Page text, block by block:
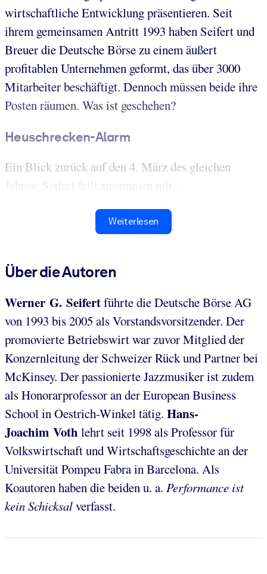
wirtschaftliche Entwicklung präsentieren. Seit
ihrem gemeinsamen Antritt 1993 haben Seifert und
Breuer die Deutsche Börse zu einem äußert
profitablen Unternehmen geformt, das über 3000
Mitarbeiter beschäftigt. Dennoch müssen beide ihre
Posten räumen. Was ist geschehen?
Heuschrecken-Alarm
Ein Blick zurück auf den 4. März des gleichen
Jahres: Seifert feilt zusammen mit...
Weiterlesen
Über die Autoren
Werner G. Seifertführte die Deutsche Börse AG
von 1993 bis 2005 als Vorstandsvorsitzender. Der
promovierte Betriebswirt war zuvor Mitglied der
Konzernleitung der Schweizer Rück und Partner bei
McKinsey. Der passionierte Jazzmusiker ist zudem
als Honorarprofessor an der European Business
School in Oestrich-Winkel tätig. Hans-
Joachim Voth lehrt seit 1998 als Professor für
Volkswirtschaft und Wirtschaftsgeschichte an der
Universität Pompeu Fabra in Barcelona. Als
Koautoren haben die beiden u. a. Performance ist
kein Schicksalverfasst.